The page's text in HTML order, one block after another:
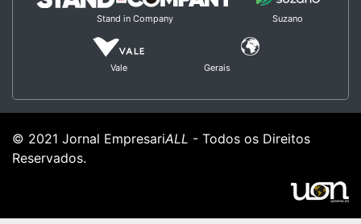
Stand in Company Suzano
Vale Gerais
© 2021 Jornal EmpresariALL - Todos os Direitos
Reservados.